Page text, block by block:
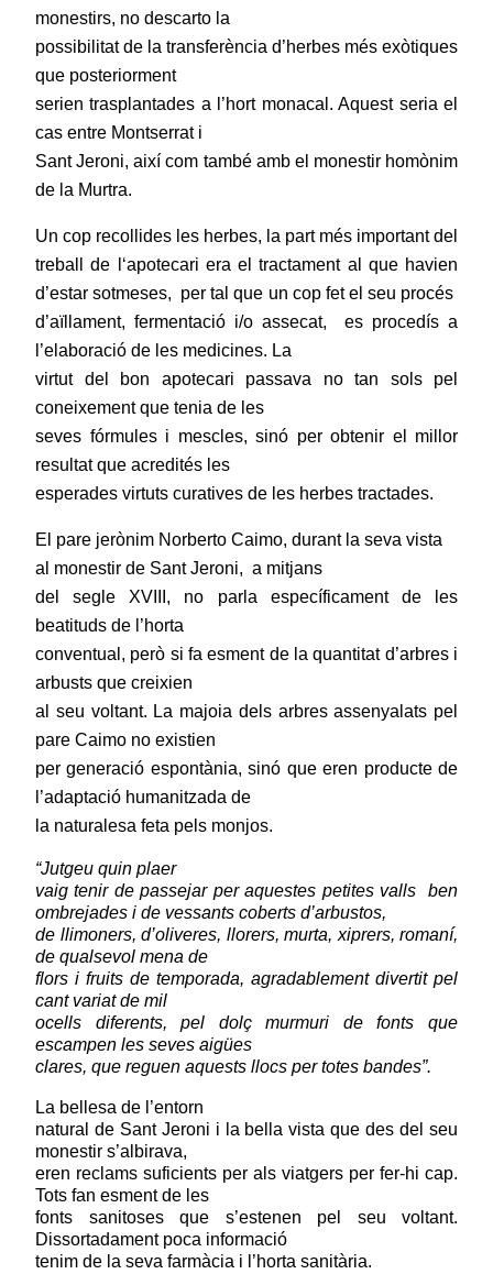
monestirs, no descarto la
possibilitat de la transferència d’herbes més exòtiques
que posteriorment
serien trasplantades a l’hort monacal. Aquest seria el
cas entre Montserrat i
Sant Jeroni, així com també amb el monestir homònim
de la Murtra.
Un cop recollides les herbes, la part més important del
treball de l‘apotecari era el tractament al que havien
d’estar sotmeses, per tal que un cop fet el seu procés
d’aïllament, fermentació i/o assecat,
es procedís a
l’elaboració de les medicines. La
virtut del bon apotecari passava no tan sols pel
coneixement que tenia de les
seves fórmules i mescles, sinó per obtenir el millor
resultat que acredités les
esperades virtuts curatives de les herbes tractades.
El pare jerònim Norberto Caimo, durant la seva vista
al monestir de Sant Jeroni, a mitjans
del segle XVIII, no parla específicament de les
beatituds de l’horta
conventual, però si fa esment de la quantitat d’arbres i
arbusts que creixien
al seu voltant. La majoia dels arbres assenyalats pel
pare Caimo no existien
per generació espontània, sinó que eren producte de
l’adaptació humanitzada de
la naturalesa feta pels monjos.
“Jutgeu quin plaer
vaig tenir de passejar per aquestes petites valls
ben
ombrejades i de vessants coberts d’arbustos,
de llimoners, d’oliveres, llorers, murta, xiprers, romaní,
de qualsevol mena de
flors i fruits de temporada, agradablement divertit pel
cant variat de mil
ocells diferents, pel dolç murmuri de fonts que
escampen les seves aigües
clares, que reguen aquests llocs per totes bandes”.
La bellesa de l’entorn
natural de Sant Jeroni i la bella vista que des del seu
monestir s’albirava,
eren reclams suficients per als viatgers per fer-hi cap.
Tots fan esment de les
fonts sanitoses que s’estenen pel seu voltant.
Dissortadament poca informació
tenim de la seva farmàcia i l’horta sanitària.